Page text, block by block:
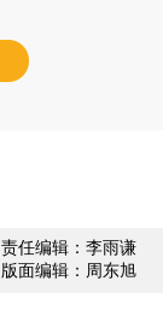
责任编辑：李雨谦
版面编辑：周东旭